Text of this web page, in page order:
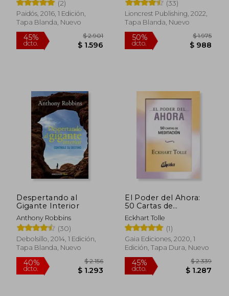
Cambiando Cómo
Piensas (Psicología
Psiquiatría
(2)
Paidós, 2016, 1 Edición,
Tapa Blanda, Nuevo
45%
dcto. $ 1.596
(33)
Lioncrest Publishing, 2022,
Tapa Blanda, Nuevo
50%
dcto.
Despertando al
Gigante Interior
Anthony Robbins
(30)
Debolsillo, 2014, 1 Edición,
Tapa Blanda, Nuevo
El Poder del Ahora:
50 Cartas de
Meditación
Eckhart Tolle
(1)
Gaia Ediciones, 2020, 1
Edición, Tapa Dura, Nuevo